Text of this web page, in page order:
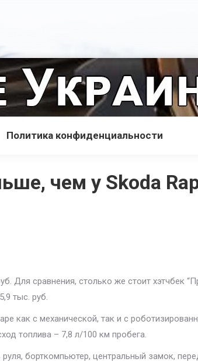
Политика конфиденциальности
чем у Skoda
Для сравнения, столько же стоит хэтчбек
тыс. руб.
как с механической, так и с
топлива – 7,8 л/100 км пробега.
борткомпьютер, центральный замок,